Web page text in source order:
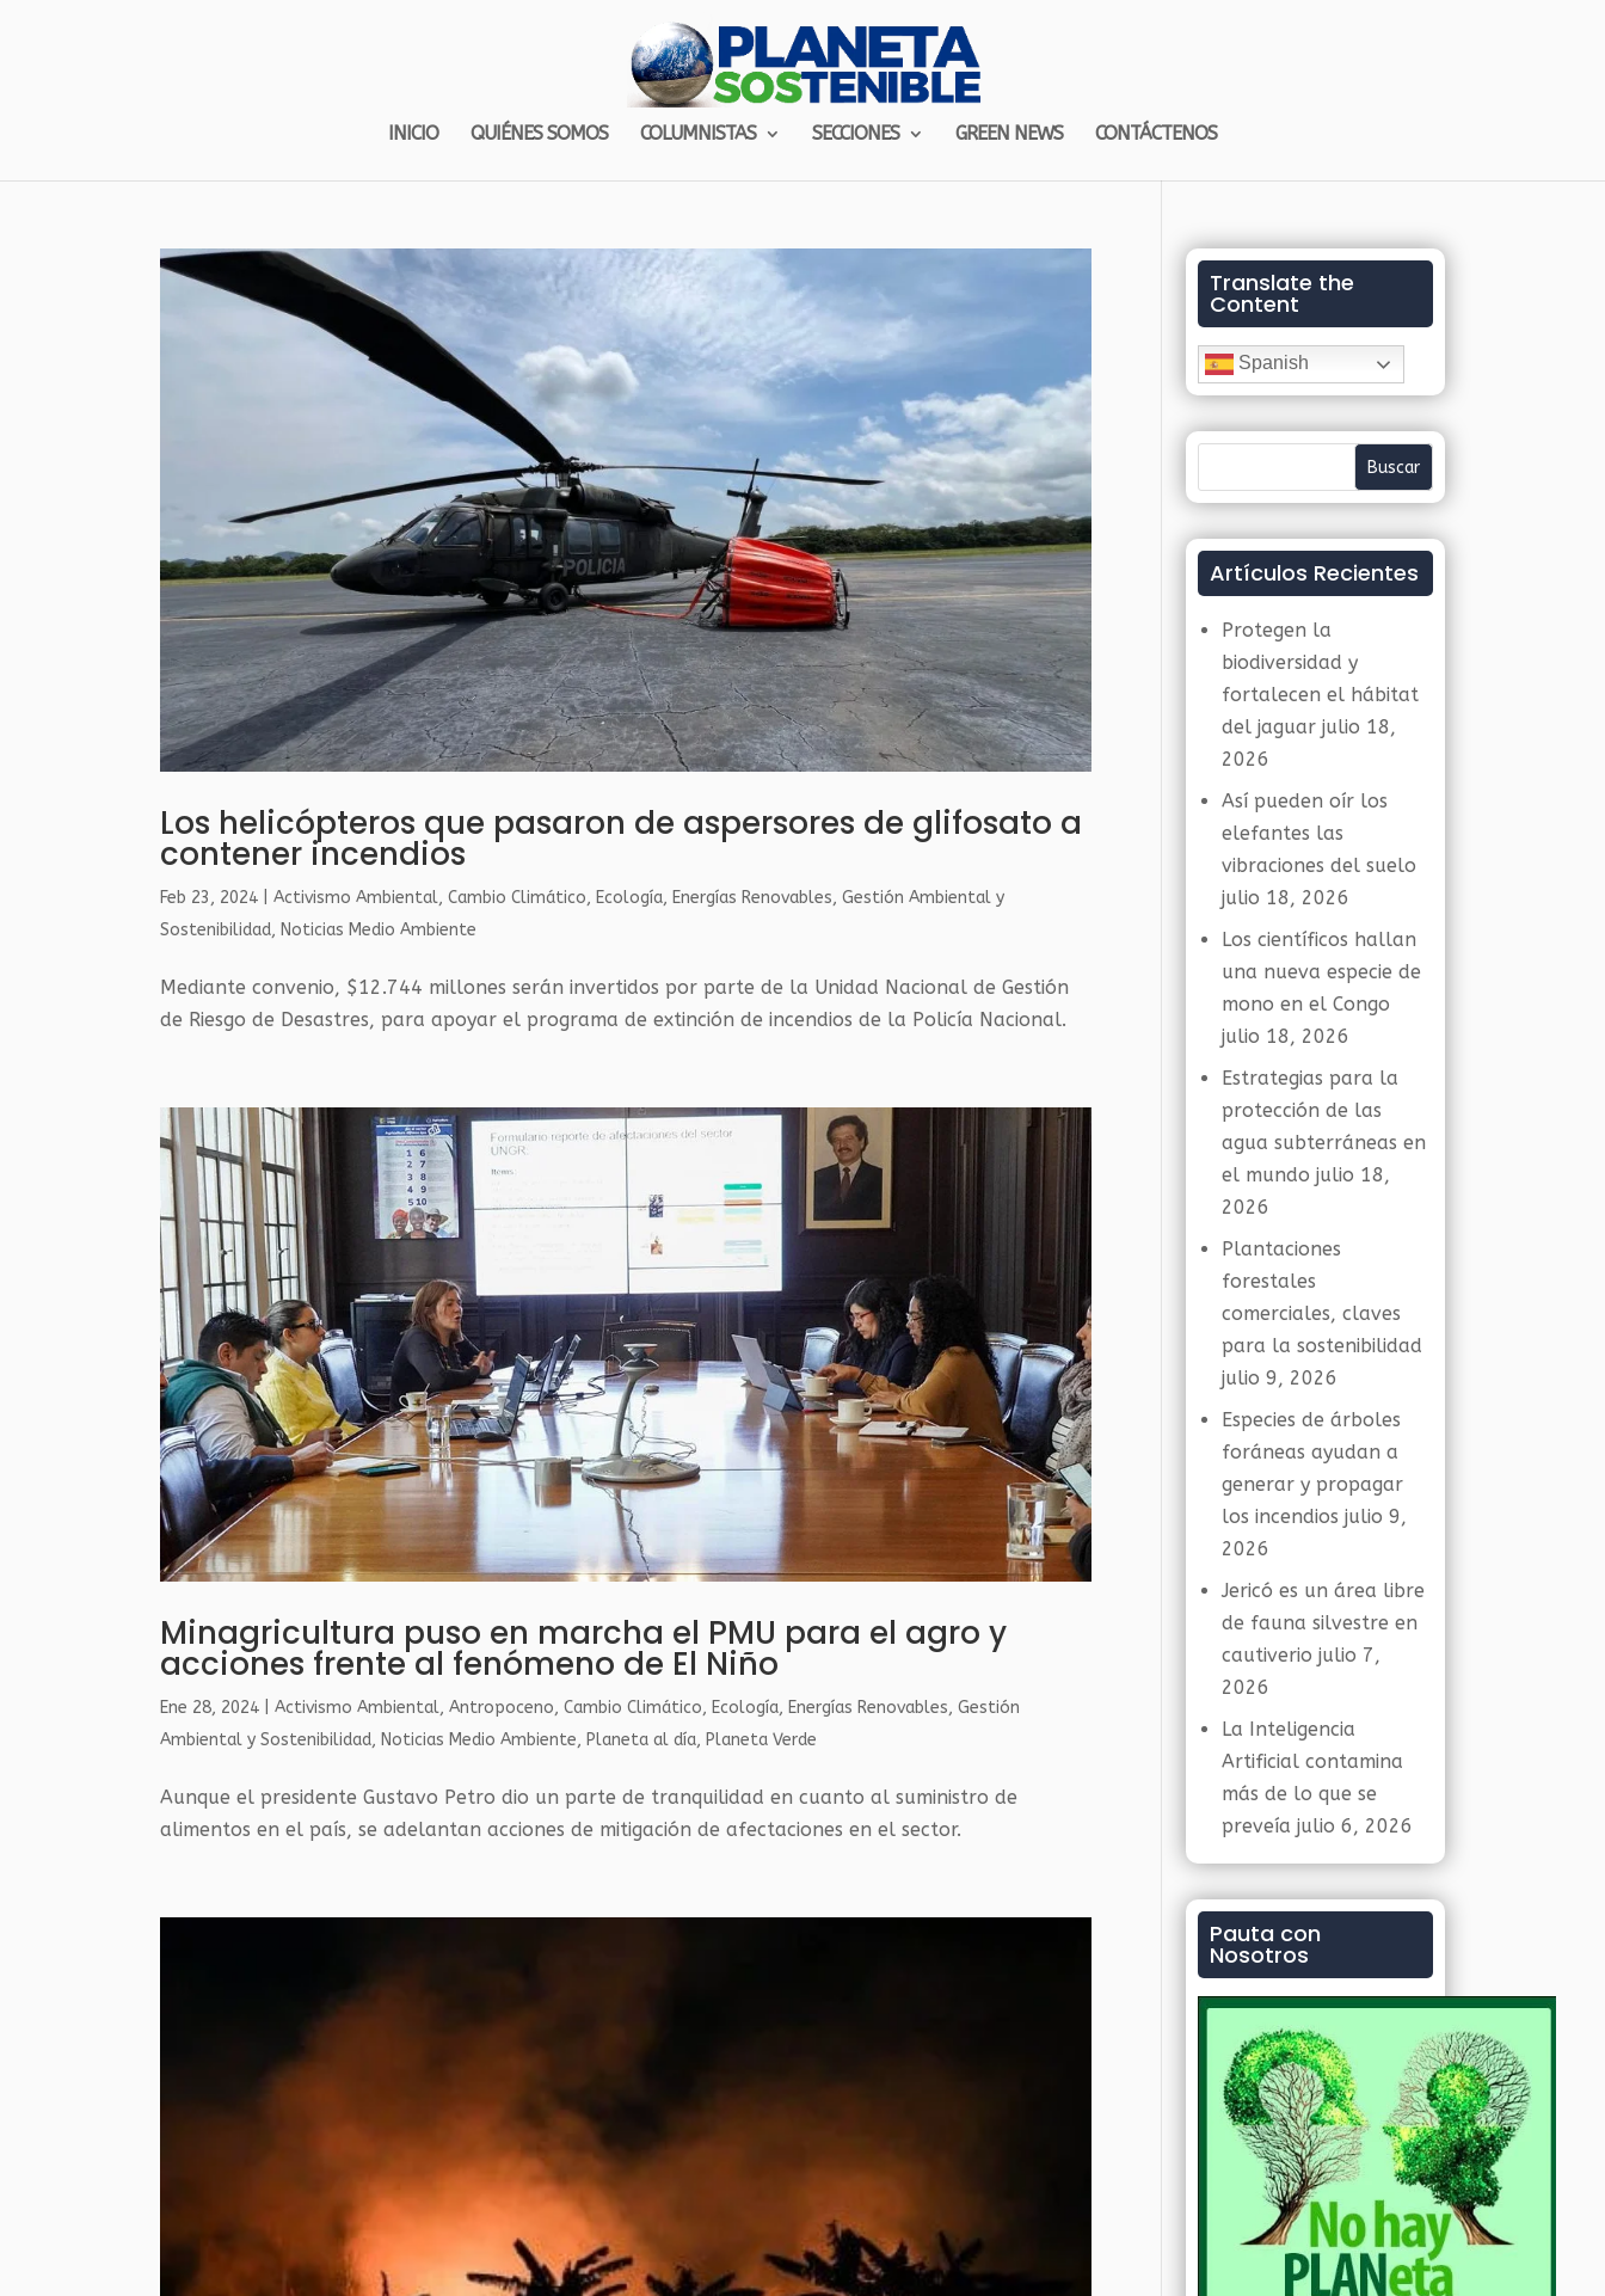
INICIO QUIÉNES SOMOS COLUMNISTAS SECCIONES GREEN NEWS CONTÁCTENOS
Los helicópteros que pasaron de aspersores de glifosato a
contener incendios
Feb 23, 2024 |Activismo Ambiental,Cambio Climático, Ecología, Energías Renovables,Gestión Ambiental y
Sostenibilidad, Noticias Medio Ambiente
Mediante convenio, $12.744 millones serán invertidos por parte de la Unidad Nacional de Gestión
de Riesgo de Desastres, para apoyar el programa de extinción de incendios de la Policía Nacional.
Minagricultura puso en marcha el PMU para el agro y
acciones frente al fenómeno de El Niño
Ene 28, 2024 |Activismo Ambiental,Antropoceno,Cambio Climático, Ecología, Energías Renovables,Gestión
Ambiental y Sostenibilidad, Noticias Medio Ambiente, Planeta al día, Planeta Verde
Aunque el presidente Gustavo Petro dio un parte de tranquilidad en cuanto al suministro de
alimentos en el país, se adelantan acciones de mitigación de afectaciones en el sector.
Translate the
Content
Spanish
Artículos Recientes
Protegen la
biodiversidad y
fortalecen el hábitat
del jaguar julio 18,
2026
Así pueden oír los
elefantes las
vibraciones del suelo
julio 18, 2026
Los científicos hallan
una nueva especie de
mono en el Congo
julio 18, 2026
Estrategias para la
protección de las
agua subterráneas en
el mundo julio 18,
2026
Plantaciones
forestales
comerciales, claves
para la sostenibilidad
julio 9, 2026
Especies de árboles
foráneas ayudan a
generar y propagar
los incendios julio 9,
2026
Jericó es un área libre
de fauna silvestre en
cautiverio julio 7,
2026
La Inteligencia
Artificial contamina
más de lo que se
preveía julio 6, 2026
Pauta con
Nosotros